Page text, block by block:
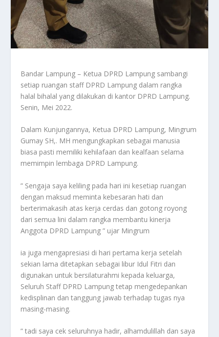
Bandar Lampung – Ketua DPRD Lampung sambangi
setiap ruangan staff DPRD Lampung dalam rangka
halal bihalal yang dilakukan di kantor DPRD Lampung.
Senin, Mei 2022.
Dalam Kunjungannya, Ketua DPRD Lampung, Mingrum
Gumay SH,. MH mengungkapkan sebagai manusia
biasa pasti memiliki kehilafaan dan kealfaan selama
memimpin lembaga DPRD Lampung.
” Sengaja saya keliling pada hari ini kesetiap ruangan
dengan maksud meminta kebesaran hati dan
berterimakasih atas kerja cerdas dan gotong royong
dari semua lini dalam rangka membantu kinerja
Anggota DPRD Lampung ” ujar Mingrum
ia juga mengapresiasi di hari pertama kerja setelah
sekian lama ditetapkan sebagai libur Idul Fitri dan
digunakan untuk bersilaturahmi kepada keluarga,
Seluruh Staff DPRD Lampung tetap mengedepankan
kedisplinan dan tanggung jawab terhadap tugas nya
masing-masing.
” tadi saya cek seluruhnya hadir, alhamdulillah dan saya